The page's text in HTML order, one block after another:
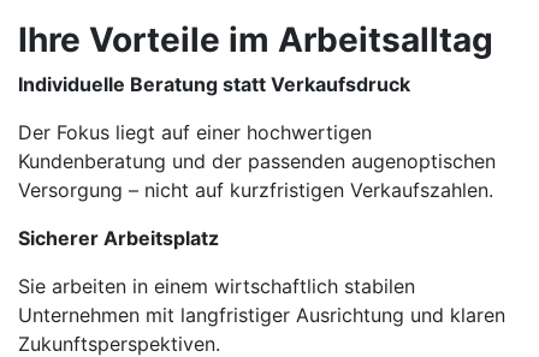
Ihre Vorteile im Arbeitsalltag
Individuelle Beratung statt Verkaufsdruck
Der Fokus liegt auf einer hochwertigen
Kundenberatung und der passenden augenoptischen
Versorgung – nicht auf kurzfristigen Verkaufszahlen.
Sicherer Arbeitsplatz
Sie arbeiten in einem wirtschaftlich stabilen
Unternehmen mit langfristiger Ausrichtung und klaren
Zukunftsperspektiven.